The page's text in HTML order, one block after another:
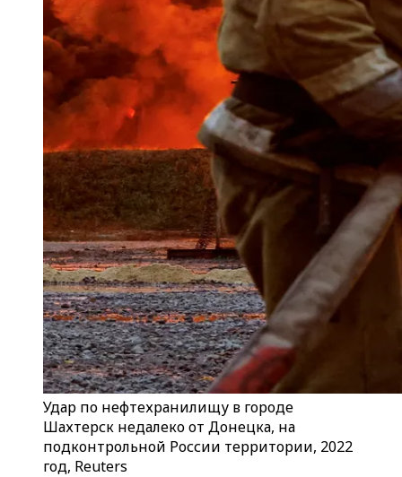
Удар по нефтехранилищу в городе
Шахтерск недалеко от Донецка, на
подконтрольной России территории, 2022
год, Reuters